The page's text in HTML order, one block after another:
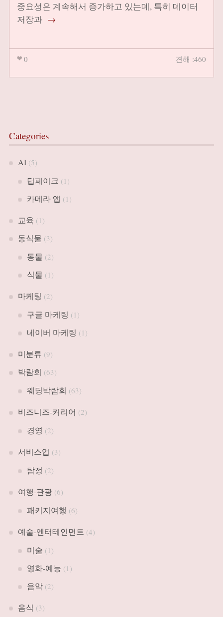
중요성은 계속해서 증가하고 있는데, 특히 데이터
저장과 →
0 견해 :460
Categories
AI(5)
딥페이크 (1)
카메라 앱 (1)
교육 (1)
동식물 (3)
동물 (2)
식물 (1)
마케팅 (2)
구글 마케팅 (1)
네이버 마케팅 (1)
미분류 (9)
박람회 (63)
웨딩박람회 (63)
비즈니즈-커리어 (2)
경영 (2)
서비스업 (3)
탐정 (2)
여행-관광(6)
패키지여행 (6)
예술-엔터테인먼트 (4)
미술 (1)
영화-예능 (1)
음악(2)
음식 (3)